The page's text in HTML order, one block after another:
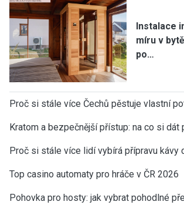
Instalace
míru v
po…
Proč si stále více Čechů pěstuje vlastní
Kratom a bezpečnější přístup: na co si dát
Proč si stále více lidí vybírá přípravu kávy
Top casino automaty pro hráče v ČR 2026
Pohovka pro hosty: jak vybrat pohodlné